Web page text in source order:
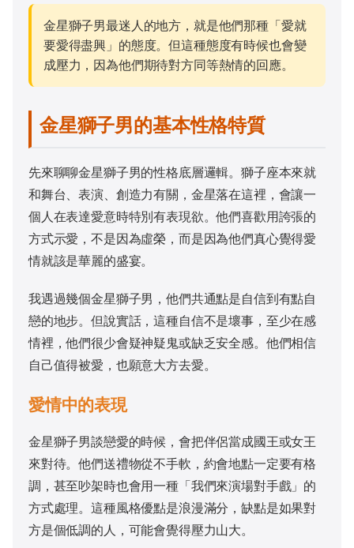
金星獅子男最迷人的地方，就是他們那種「愛就
要愛得盡興」的態度。但這種態度有時候也會變
成壓力，因為他們期待對方同等熱情的回應。
金星獅子男的基本性格特質
先來聊聊金星獅子男的性格底層邏輯。獅子座本來就
和舞台、表演、創造力有關，金星落在這裡，會讓一
個人在表達愛意時特別有表現欲。他們喜歡用誇張的
方式示愛，不是因為虛榮，而是因為他們真心覺得愛
情就該是華麗的盛宴。
我遇過幾個金星獅子男，他們共通點是自信到有點自
戀的地步。但說實話，這種自信不是壞事，至少在感
情裡，他們很少會疑神疑鬼或缺乏安全感。他們相信
自己值得被愛，也願意大方去愛。
愛情中的表現
金星獅子男談戀愛的時候，會把伴侶當成國王或女王
來對待。他們送禮物從不手軟，約會地點一定要有格
調，甚至吵架時也會用一種「我們來演場對手戲」的
方式處理。這種風格優點是浪漫滿分，缺點是如果對
方是個低調的人，可能會覺得壓力山大。